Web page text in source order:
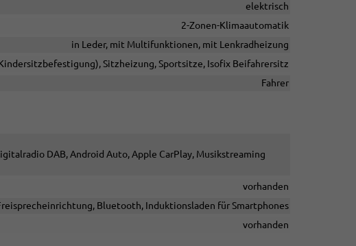
elektrisch
2-Zonen-Klimaautomatik
in Leder, mit Multifunktionen, mit Lenkradheizung
Sitzheizung, Sportsitze, Isofix Beifahrersitz
Fahrer
DAB, Android Auto, Apple CarPlay, Musikstreaming
vorhanden
Bluetooth, Induktionsladen für Smartphones
vorhanden